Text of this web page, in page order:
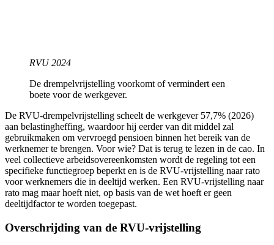
RVU 2024
De drempelvrijstelling voorkomt of vermindert een
boete voor de werkgever.
De RVU-drempelvrijstelling scheelt de werkgever 57,7% (2026)
aan belastingheffing, waardoor hij eerder van dit middel zal
gebruikmaken om vervroegd pensioen binnen het bereik van de
werknemer te brengen. Voor wie? Dat is terug te lezen in de cao. In
veel collectieve arbeidsovereenkomsten wordt de regeling tot een
specifieke functiegroep beperkt en is de RVU-vrijstelling naar rato
voor werknemers die in deeltijd werken. Een RVU-vrijstelling naar
rato mag maar hoeft niet, op basis van de wet hoeft er geen
deeltijdfactor te worden toegepast.
Overschrijding van de RVU-vrijstelling